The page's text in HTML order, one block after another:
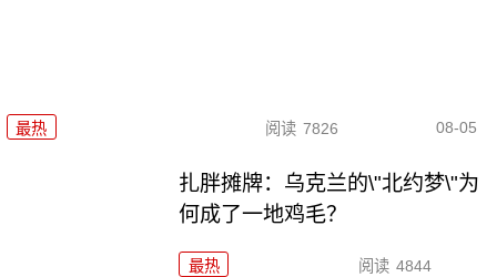
最热 阅读 7826 08-05
扎胖摊牌：乌克兰的\"北约梦\"为
何成了一地鸡毛？
最热 阅读 4844